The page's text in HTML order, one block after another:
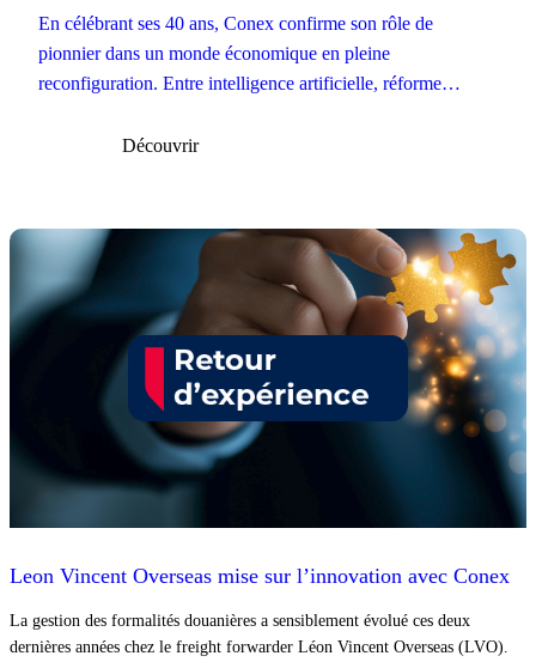
En célébrant ses 40 ans, Conex confirme son rôle de
pionnier dans un monde économique en pleine
reconfiguration. Entre intelligence artificielle, réforme
trace les contours d’une douane prédictive, interopérable et
Découvrir
Leon Vincent Overseas mise sur l’innovation avec Conex
La gestion des formalités douanières a sensiblement évolué ces deux
dernières années chez le freight forwarder Léon Vincent Overseas (LVO).